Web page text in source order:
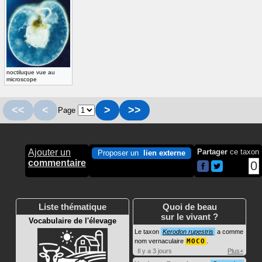
noctiluque vue au
microscope
<< < Page > >>
Ajouter un
commentaire
Proposer un lien externe Partager ce taxon
0
Liste thématique
Vocabulaire de l'élevage
Quoi de beau
sur le vivant ?
Le taxon Kerodon rupestris a comme
nom vernaculaire MOCO
Il y a 3 jours
Plus+